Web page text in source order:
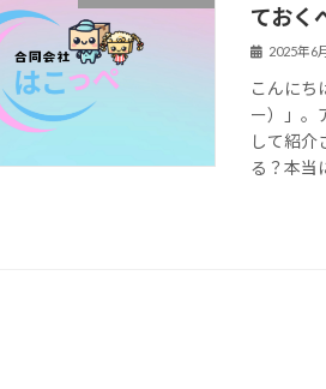
ておく
2025年6
こんにち
ー）」。
して紹介
る？本当